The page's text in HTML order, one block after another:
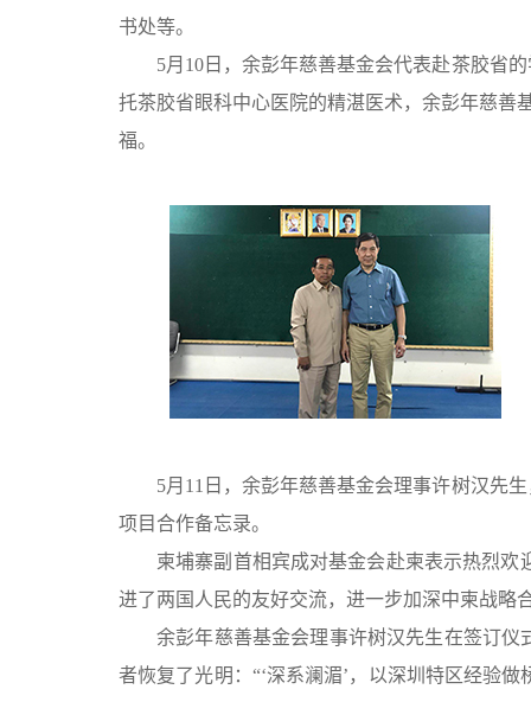
书处等。
5月10日，余彭年慈善基金会代表赴茶胶省
托茶胶省眼科中心医院的精湛医术，余彭年慈善
福。
5月11日，余彭年慈善基金会理事许树汉先
项目合作备忘录。
柬埔寨副首相宾成对基金会赴柬表示热烈
进了两国人民的友好交流，进一步加深中柬战略
余彭年慈善基金会理事许树汉先生在签订仪
者恢复了光明：“‘深系澜湄’，以深圳特区经验